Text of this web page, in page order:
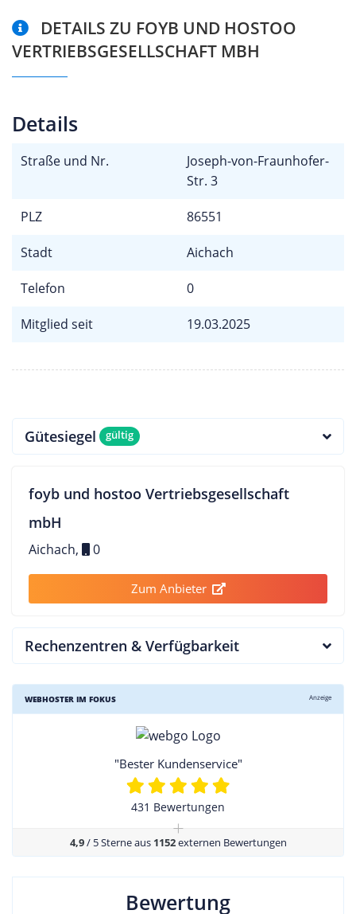
DETAILS ZU FOYB UND HOSTOO
VERTRIEBSGESELLSCHAFT MBH
Details
Straße und Nr.
Joseph-von-Fraunhofer-
Str. 3
PLZ 86551
Stadt Aichach
Telefon 0
Mitglied seit 19.03.2025
Gütesiegel gültig
foyb und hostoo Vertriebsgesellschaft
mbH
Aichach, 0
Zum Anbieter
Rechenzentren & Verfügbarkeit
WEBHOSTER IM FOKUS Anzeige
"Bester Kundenservice"
431 Bewertungen
+
4,9/ 5 Sterne aus 1152externen Bewertungen
Bewertung